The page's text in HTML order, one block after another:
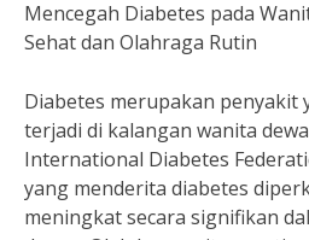
Mencegah Diabetes pada
Sehat dan Olahraga Rutin
Diabetes merupakan penyakit
terjadi di kalangan wanita
International Diabetes
yang menderita diabetes
meningkat secara signifikan